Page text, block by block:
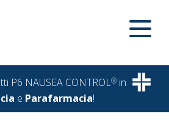
P6 NAUSEA CONTROL® in
e Parafarmacia!